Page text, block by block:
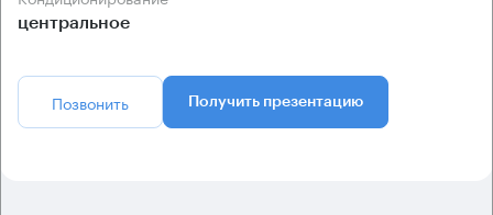
центральное
Позвонить Получить презентацию